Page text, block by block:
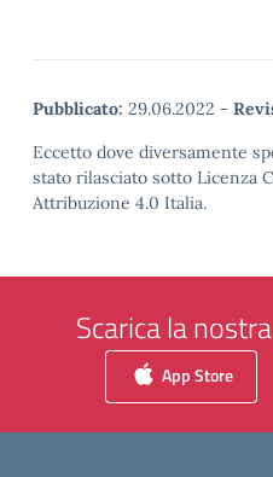
Pubblicato: 29.06.2022 -
Eccetto dove diversamente
stato rilasciato sotto Licenza
Attribuzione 4.0 Italia.
Scarica la
App Store